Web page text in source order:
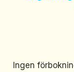
Ingen